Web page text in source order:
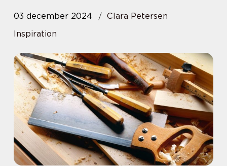
03 december 2024
Clara Petersen
Inspiration